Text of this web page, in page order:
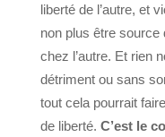
liberté de l’autre, et
non plus être source
chez l’autre. Et rien
détriment ou sans
tout cela pourrait
de liberté. C’est le